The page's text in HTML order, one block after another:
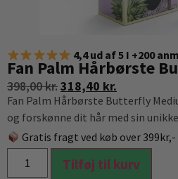
4,4 ud af 5 I +200
Fan Palm Hårbørste
398,00kr.318,40 kr.
Fan Palm Hårbørste Butterfly
og forskønne dit hår med sin
Gratis fragt ved køb over 399kr,-
Tilføj til kurv